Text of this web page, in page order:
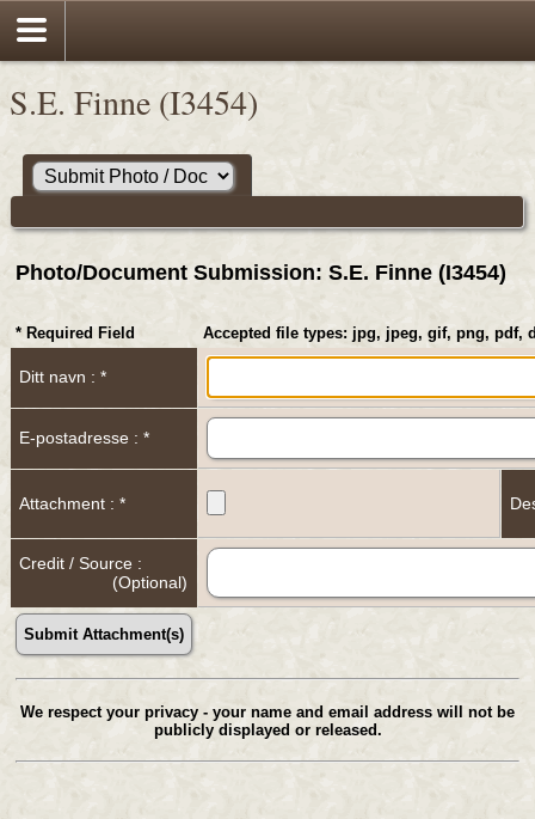
S.E. Finne (I3454)
Photo/Document Submission: S.E. Finne (I3454)
* Required Field Accepted file types: jpg, jpeg, gif, png, pdf,
Ditt navn : *
E-postadresse : *
Attachment : *
Credit / Source :
(Optional)
We respect your privacy - your name and email address will not be
publicly displayed or released.